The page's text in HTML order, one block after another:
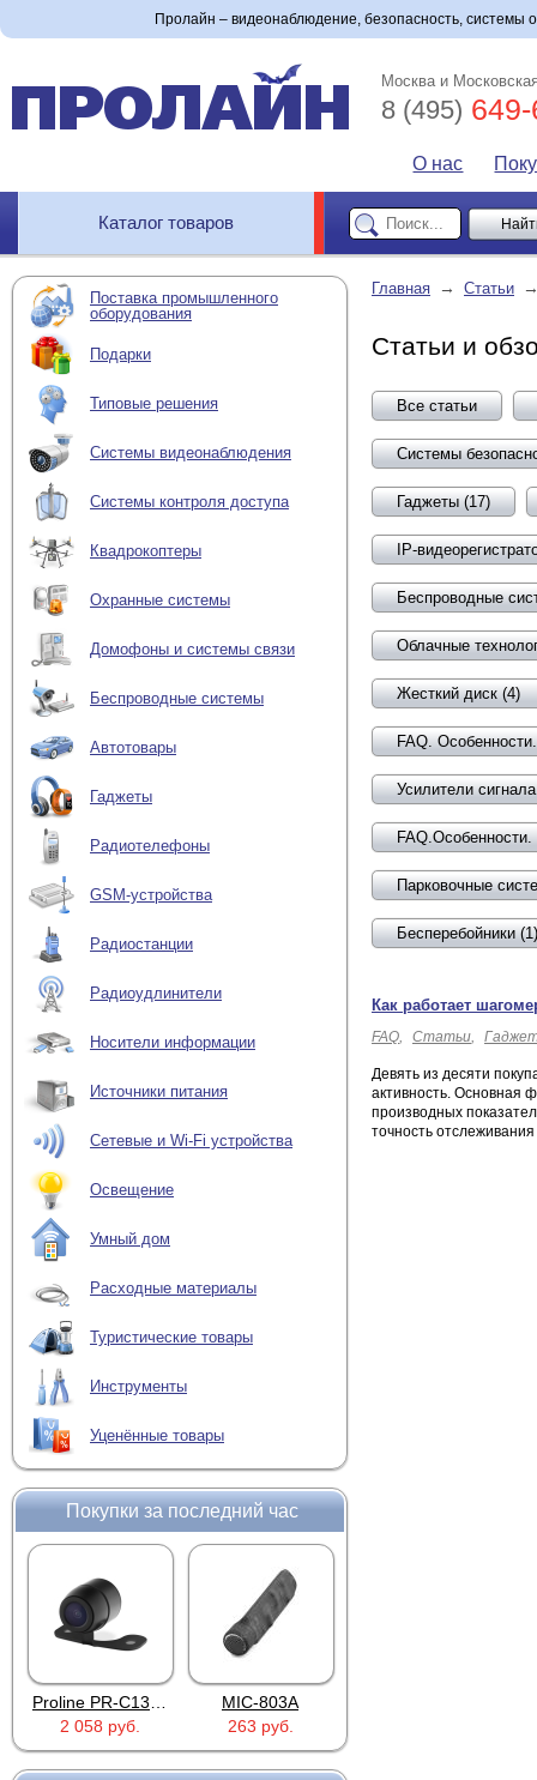
Пролайн – видеонаблюдение, безопасность,
Москва и
8 (495)
О нас
Каталог товаров
Поставка промышленного
оборудования
Подарки
Типовые решения
Системы видеонаблюдения
Системы контроля доступа
Квадрокоптеры
Охранные системы
Домофоны и системы связи
Беспроводные системы
Автотовары
Гаджеты
Радиотелефоны
GSM-устройства
Радиостанции
Радиоудлинители
Носители информации
Источники питания
Сетевые и Wi-Fi устройства
Освещение
Умный дом
Расходные материалы
Туристические товары
Инструменты
Уценённые товары
Покупки за последний час
2 058 руб.
MIC-803A
263 руб.
Главная → Статьи
Статьи и
Все статьи
Системы
Гаджеты (17)
IP-
Беспроводные
Облачные
Жесткий диск (4)
FAQ.
Усилители
FAQ.Особенности.
Парковочные
Бесперебойники (1)
Как работает
FAQ Статьи
Девять из десяти
активность. Основная
производных
точность